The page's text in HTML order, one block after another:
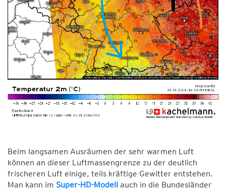
Beim langsamen Ausräumen der sehr warmen Luft
können an dieser Luftmassengrenze zu der deutlich
frischeren Luft einige, teils kräftige Gewitter entstehen.
Man kann im Super-HD-Modell auch in die Bundesländer